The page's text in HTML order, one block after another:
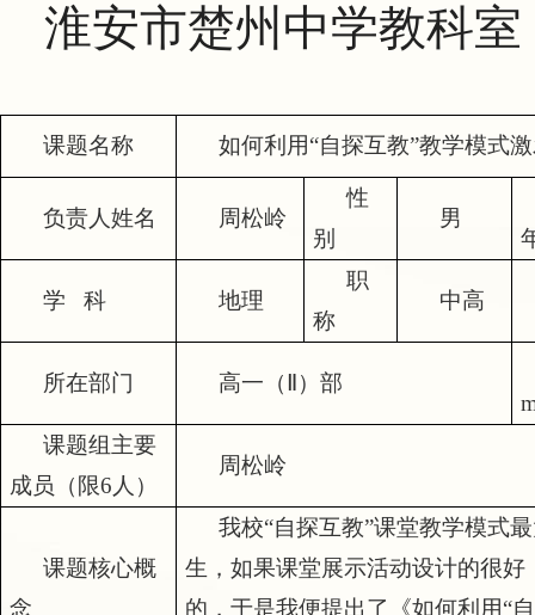
淮安市楚州中学教科室
课题名称 如何利用“自探互教”教学模式
负责人姓名 周松岭
性
别
男
学 科 地理
职
称
中高
所在部门
高一（Ⅱ）部
课题组主要
成员（限6 人）
周松岭
课题核心概
念
我校“自探互教”课堂教学模式
生，如果课堂展示活动设计的很
的，于是我便提出了《如何利用“